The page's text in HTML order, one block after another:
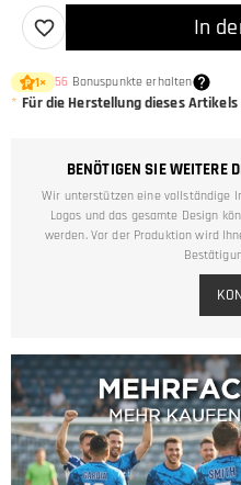
In
1× 56 Bonuspunkte erhalten
* Für die Herstellung dieses Artikels
BENÖTIGEN SIE WEITERE
Wir unterstützen eine vollständige
Logos und das gesamte Design
werden. Vor der Produktion wird